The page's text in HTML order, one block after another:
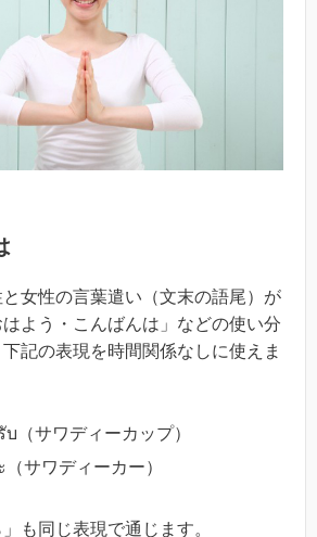
女性の言葉遣い（文末の語尾）が
よう・こんばんは」などの使い分
記の表現を時間関係なしに使えま
（サワディーカップ）
サワディーカー）
も同じ表現で通じます。